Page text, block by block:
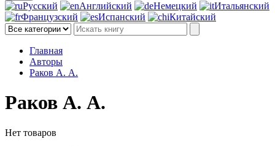
Русский Английский Немецкий
Итальянский
Французский
Испанский Китайский
Главная
Авторы
Раков А. А.
Раков А. А.
Нет товаров